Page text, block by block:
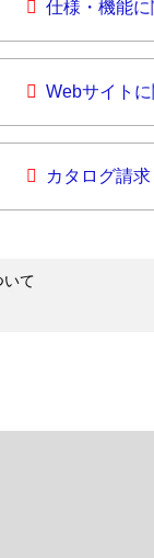
仕様・機能
Webサイト
カタログ請求
いて